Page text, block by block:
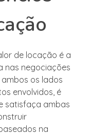
de locação é a
nas negociações
os lados
envolvidos, é
satisfaça ambas
na